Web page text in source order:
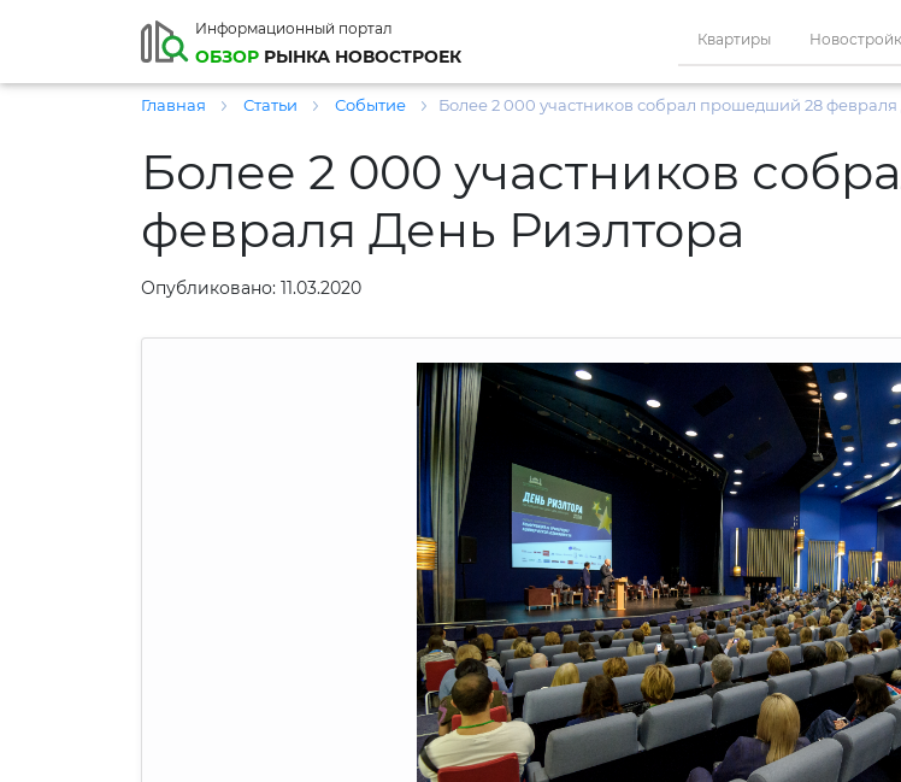
Информационный портал
ОБЗОР РЫНКА НОВОСТРОЕК
Квартиры
Главная Статьи Событие Более 2 000 участников собрал прошедший 28 февраля
Более 2 000 участников
февраля День Риэлтора
Опубликовано: 11.03.2020